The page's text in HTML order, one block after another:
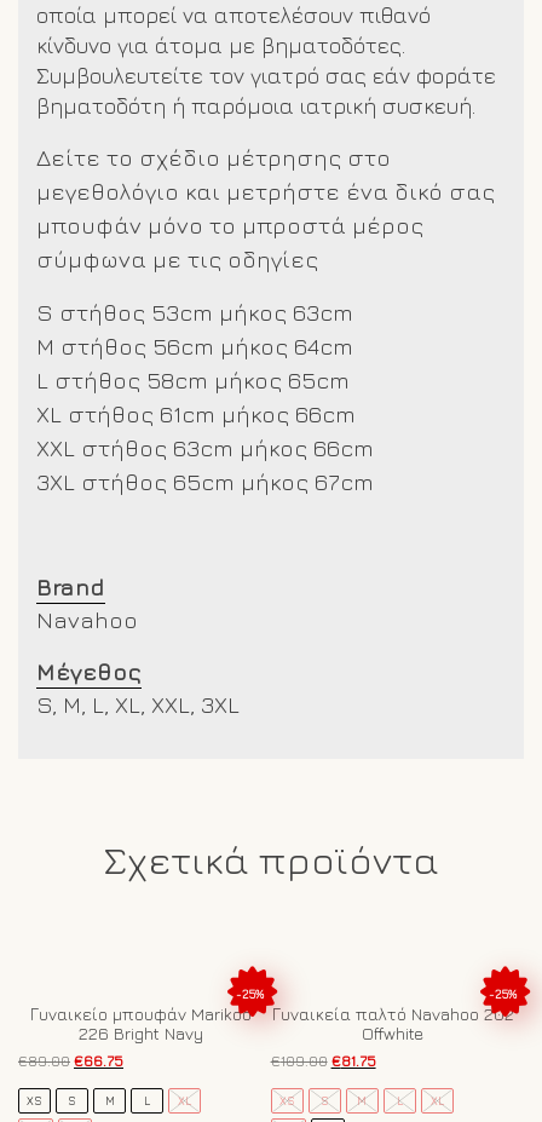
οποία μπορεί να αποτελέσουν πιθανό
κίνδυνο για άτομα με βηματοδότες.
Συμβουλευτείτε τον γιατρό σας εάν φοράτε
βηματοδότη ή παρόμοια ιατρική συσκευή.
Δείτε το σχέδιο μέτρησης στο
μεγεθολόγιο και μετρήστε ένα δικό σας
μπουφάν μόνο το μπροστά μέρος
σύμφωνα με τις οδηγίες
S στήθος 53cm μήκος 63cm
M στήθος 56cm μήκος 64cm
L στήθος 58cm μήκος 65cm
XL στήθος 61cm μήκος 66cm
XXL στήθος 63cm μήκος 66cm
3XL στήθος 65cm μήκος 67cm
Brand
Navahoo
Μέγεθος
S, M, L, XL, XXL, 3XL
Σχετικά προϊόντα
-25%
Γυναικείο μπουφάν Marikoo
226 Bright Navy
€89.00 Original
was:
€89.00.
€66.75Η
τιμή
είναι:
Αυτό
το
XS S M L XL
-25%
Γυναικεία παλτό Navahoo 202
Offwhite
€109.00 Original
was:
€109.00.
€81.75Η
τιμή
είναι:
Αυτό
το
XS S M L XL